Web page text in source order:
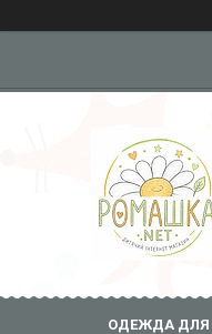
ОДЕЖДА ДЛЯ